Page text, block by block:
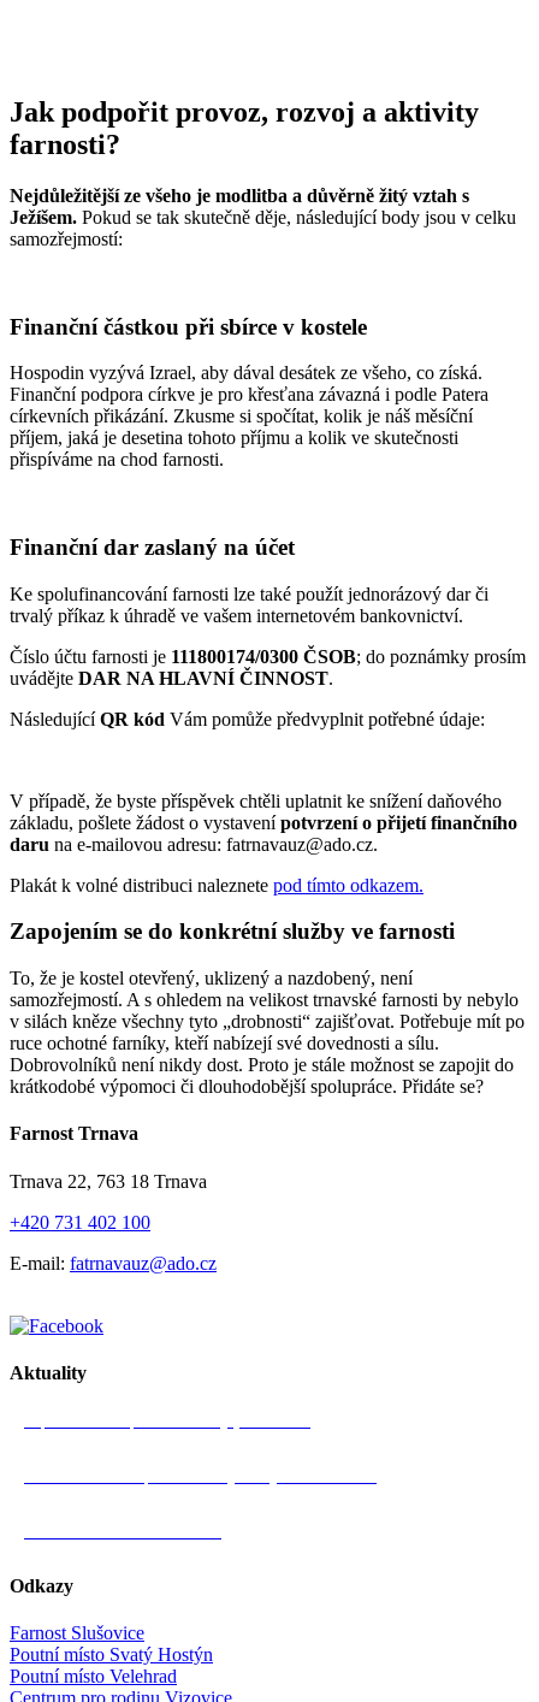
Jak podpořit provoz, rozvoj a aktivity
farnosti?
Nejdůležitější ze všeho je modlitba a důvěrně žitý vztah s
Ježíšem. Pokud se tak skutečně děje, následující body jsou v celku
samozřejmostí:
Finanční částkou při sbírce v kostele
Hospodin vyzývá Izrael, aby dával desátek ze všeho, co získá.
Finanční podpora církve je pro křesťana závazná i podle Patera
církevních přikázání. Zkusme si spočítat, kolik je náš měsíční
příjem, jaká je desetina tohoto příjmu a kolik ve skutečnosti
přispíváme na chod farnosti.
Finanční dar zaslaný na účet
Ke spolufinancování farnosti lze také použít jednorázový dar či
trvalý příkaz k úhradě ve vašem internetovém bankovnictví.
Číslo účtu farnosti je 111800174/0300 ČSOB; do poznámky prosím
uvádějte DAR NA HLAVNÍ ČINNOST.
NásledujícíQR kód Vám pomůže předvyplnit potřebné údaje:
V případě, že byste příspěvek chtěli uplatnit ke snížení daňového
základu, pošlete žádost o vystavenípotvrzení o přijetí finančního
daru na e-mailovou adresu: fatrnavauz@ado.cz.
Plakát k volné distribuci naleznete pod tímto odkazem.
Zapojením se do konkrétní služby ve farnosti
To, že je kostel otevřený, uklizený a nazdobený, není
samozřejmostí. A s ohledem na velikost trnavské farnosti by nebylo
v silách kněze všechny tyto „drobnosti“ zajišťovat. Potřebuje mít po
ruce ochotné farníky, kteří nabízejí své dovednosti a sílu.
Dobrovolníků není nikdy dost. Proto je stále možnost se zapojit do
krátkodobé výpomoci či dlouhodobější spolupráce. Přidáte se?
Farnost Trnava
Trnava 22, 763 18 Trnava
+420 731 402 100
E-mail: fatrnavauz@ado.cz
Aktuality
Odkazy
Farnost Slušovice
Poutní místo Svatý Hostýn
Poutní místo Velehrad